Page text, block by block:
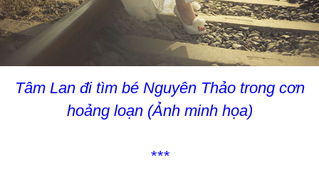
Tâm Lan đi tìm bé Nguyên Thảo trong cơn
hoảng loạn (Ảnh minh họa)
***